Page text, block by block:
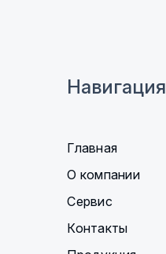
Навигация
Главная
О компании
Сервис
Контакты